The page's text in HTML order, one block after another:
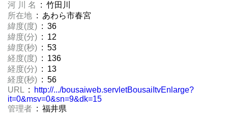
河 川 名
: 竹田川
所在地 : あわら市春宮
緯度(度) : 36
緯度(分) : 12
緯度(秒) : 53
経度(度) : 136
経度(分) : 13
経度(秒) : 56
URL :
http://.../bousaiweb.servletBousaiItvEnlarge?
it=0&msv=0&sn=9&dk=15
管理者 : 福井県